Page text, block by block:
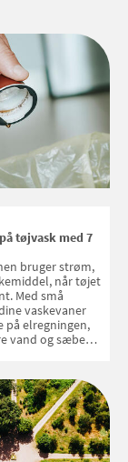
tøjvask med 7
bruger strøm,
når tøjet
Med små
vaskevaner
på elregningen,
vand og sæbe
spare penge på